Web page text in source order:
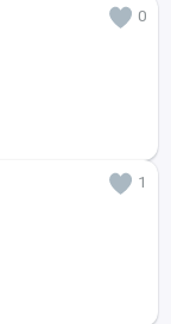
0
1